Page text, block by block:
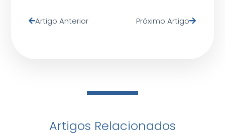
Artigo Anterior Próximo Artigo
Artigos Relacionados